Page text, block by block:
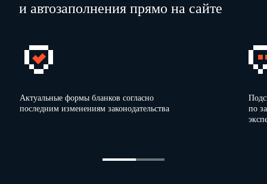
и автозаполнения прямо на сайте
Актуальные формы бланков согласно
последним изменениям законодательства
по